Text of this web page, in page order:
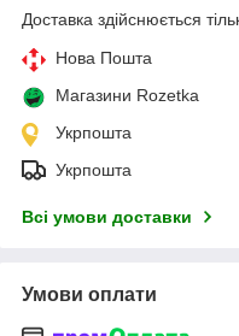
Доставка здійснюється
Нова Пошта
Магазини Rozetka
Укрпошта
Укрпошта
Всі умови доставки
Умови оплати